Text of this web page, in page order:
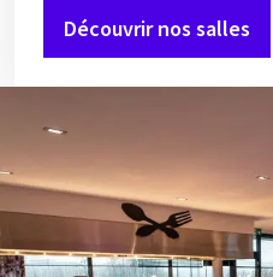
Découvrir nos salles